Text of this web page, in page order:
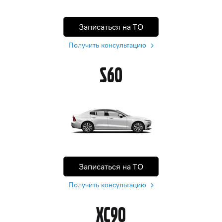
Записаться на ТО
Получить консультацию
S60
Записаться на ТО
Получить консультацию
XC90